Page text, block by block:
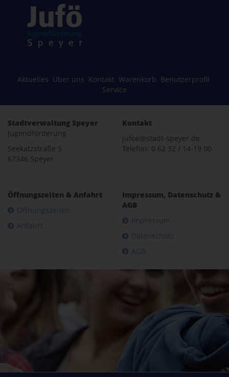
Aktuelles Über uns Kontakt Warenkorb Benutzerprofil
Service
Stadtverwaltung Speyer
Jugendförderung
Seekatzstraße 5
67346 Speyer
Kontakt
jufoe@stadt-speyer.de
Telefon: 0 62 32 / 14-19 00
Öffnungszeiten & Anfahrt
Öffnungszeiten
Anfahrt
Impressum, Datenschutz &
AGB
Impressum
Datenschutz
AGB